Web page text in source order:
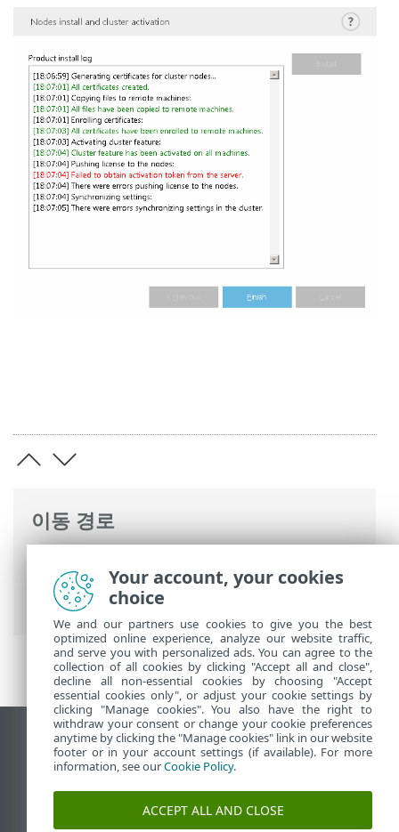
이동 경로
설치/업그레이드>최신 버전으로 업그레이
> ESET 클러스터를 통해 업그레이드
데스크톱 사이트 보기
End of Life
ESET 지식 베이스
Your account, your cookies
choice
We and our partners use cookies to give you the best
optimized online experience, analyze our website traffic,
and serve you with personalized ads. You can agree to the
collection of all cookies by clicking "Accept all and close",
decline all non-essential cookies by choosing "Accept
essential cookies only", or adjust your cookie settings by
clicking "Manage cookies". You also have the right to
withdraw your consent or change your cookie preferences
anytime by clicking the "Manage cookies" link in our website
footer or in your account settings (if available). For more
information, see ourCookie Policy.
ACCEPT ALL AND CLOSE